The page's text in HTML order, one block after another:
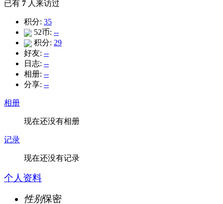
已有 7 人来访过
积分: 35
52币: --
积分: 29
好友: --
日志: --
相册: --
分享: --
相册
现在还没有相册
记录
现在还没有记录
个人资料
性别保密